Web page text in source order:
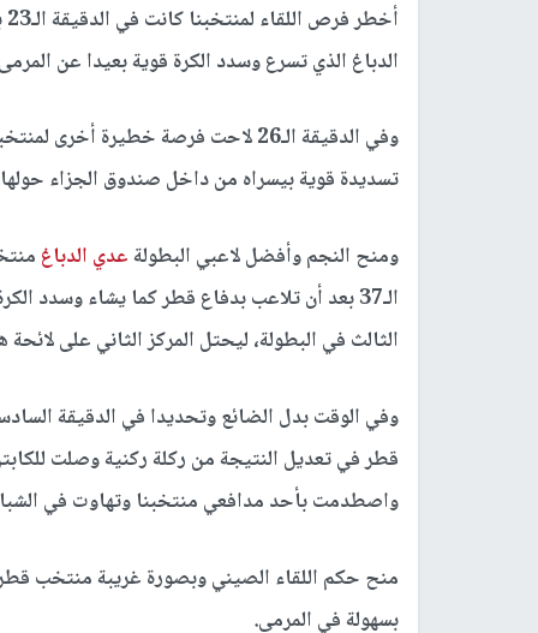
الدباغ الذي تسرع وسدد الكرة قوية بعيدا عن
وفي الدقيقة الـ26 لاحت فرصة خطيرة أخرى لمنتخبنا من
تسديدة قوية بيسراه من داخل صندوق الجزاء
ومنح النجم وأفضل لاعبي البطولةعدي الدباغ
الـ37 بعد أن تلاعب بدفاع قطر كما يشاء
الثالث في البطولة، ليحتل المركز الثاني على
وفي الوقت بدل الضائع وتحديدا في الدقيقة
قطر في تعديل النتيجة من ركلة ركنية وصلت
واصطدمت بأحد مدافعي منتخبنا وتهاوت في
بسهولة في المرمى.